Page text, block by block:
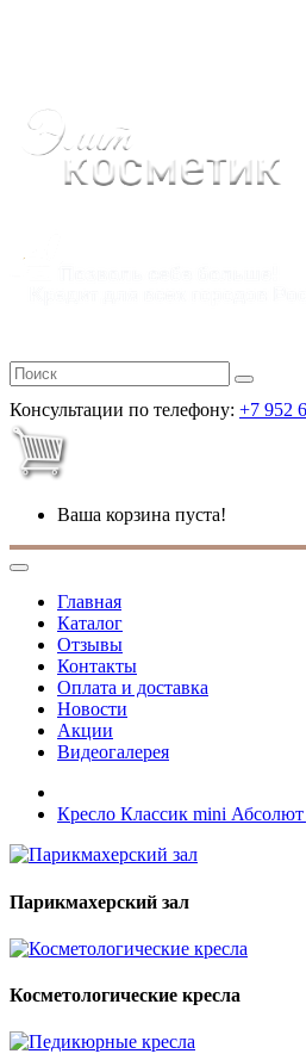
Консультации по телефону: +7 952
Ваша корзина пуста!
Главная
Каталог
Отзывы
Контакты
Оплата и доставка
Новости
Акции
Видеогалерея
Кресло Классик mini
Парикмахерский зал
Косметологические кресла